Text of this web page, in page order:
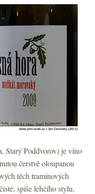
Starý Poddvorov) je víno
čerstvě oloupanou
těch tramínových
spíše lehčího stylu,